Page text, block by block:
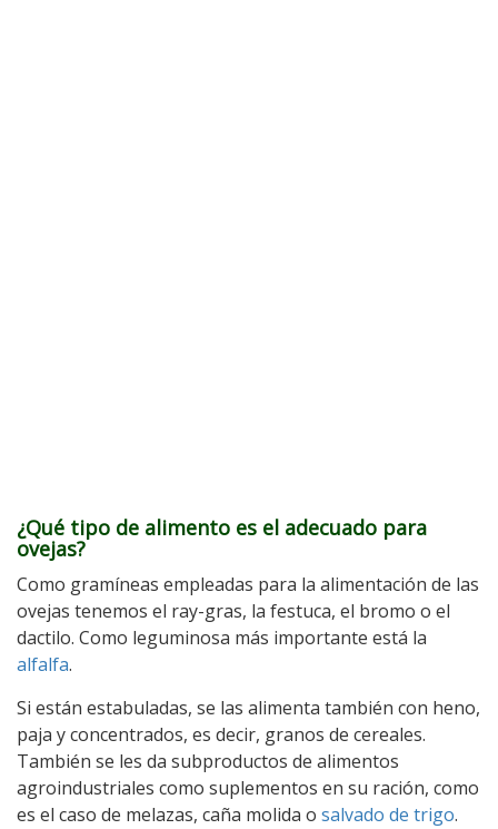
¿Qué tipo de alimento es el adecuado para
ovejas?
Como gramíneas empleadas para la alimentación de las
ovejas tenemos el ray-gras, la festuca, el bromo o el
dactilo. Como leguminosa más importante está la
alfalfa.
Si están estabuladas, se las alimenta también con heno,
paja y concentrados, es decir, granos de cereales.
También se les da subproductos de alimentos
agroindustriales como suplementos en su ración, como
es el caso de melazas, caña molida o salvado de trigo.